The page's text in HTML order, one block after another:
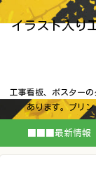
イラスト入り
工事看板、ポスター
あります。プリ
■■■最新情報